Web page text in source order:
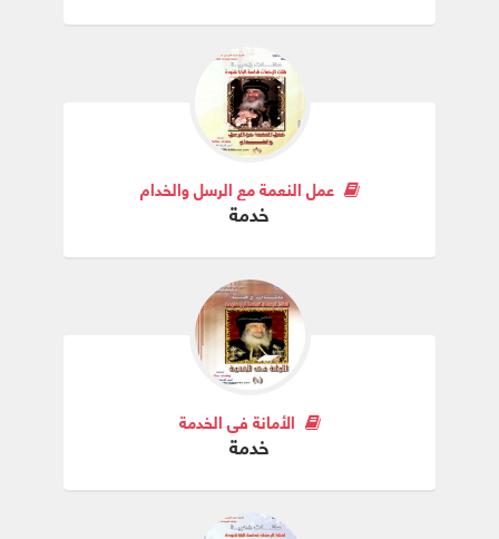
عمل النعمة مع الرسل والخدام
خدمة
الأمانة في الخدمة
خدمة